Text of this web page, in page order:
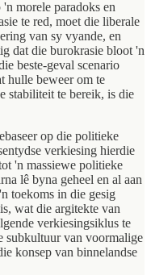
morele paradoks en
te red, moet die liberale
van sy vyande, en
dat die burokrasie bloot 'n
beste-geval scenario
hulle beweer om te
stabiliteit te bereik, is die
op die politieke
verkiesing hierdie
'n massiewe politieke
lê byna geheel en al aan
toekoms in die gesig
wat die argitekte van
verkiesingsiklus te
subkultuur van voormalige
konsep van binnelandse